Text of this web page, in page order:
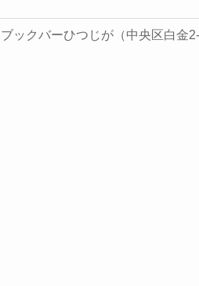
ブックバーひつじが（中央区白金2-